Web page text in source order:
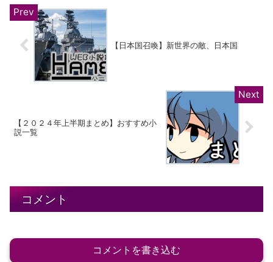
【日本国召喚】新世界の敵、日本国
【２０２４年上半期まとめ】おすすめ小
説一覧
コメント
コメントを書き込む